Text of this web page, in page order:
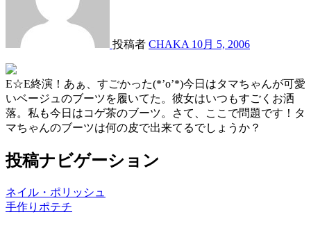
投稿者 CHAKA 10月 5, 2006
E☆E終演！あぁ、すごかった(*’o’*)今日はタマちゃんが可愛
いベージュのブーツを履いてた。彼女はいつもすごくお洒
落。私も今日はコゲ茶のブーツ。さて、ここで問題です！タ
マちゃんのブーツは何の皮で出来てるでしょうか？
投稿ナビゲーション
ネイル・ポリッシュ
手作りポテチ